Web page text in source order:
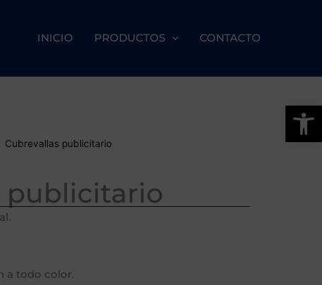
Abrir
INICIO PRODUCTOS CONTACTO
Cubrevallas publicitario
publicitario
a todo color.